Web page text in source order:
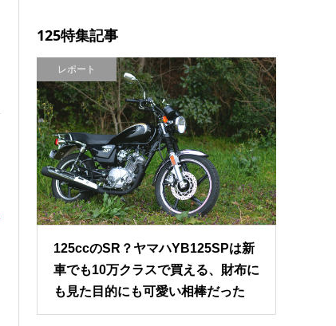
125特集記事
レポート
125ccのSR？ヤマハYB125SPは新
車でも10万クラスで買える、財布に
も見た目的にも可愛い相棒だった